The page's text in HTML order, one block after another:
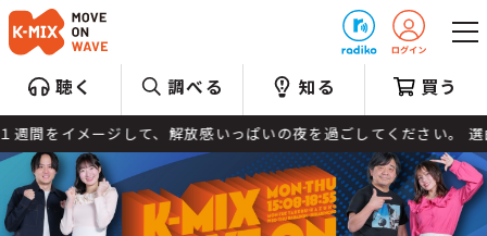
聴く 調べる 知る 買う
ージして、解放感いっぱいの夜を過ごしてください。 選曲 村上